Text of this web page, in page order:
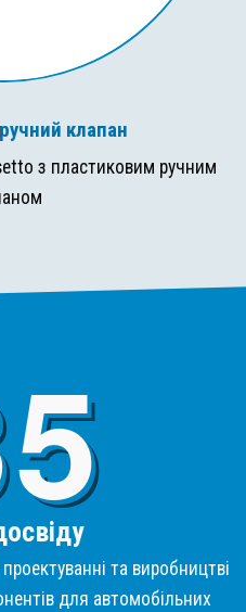
клапан
з пластиковим ручним
та виробництві
для автомобільних